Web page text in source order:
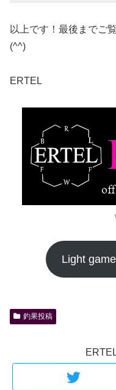
以上です！最後までご
(^^)
ERTEL
Light
釣果投稿